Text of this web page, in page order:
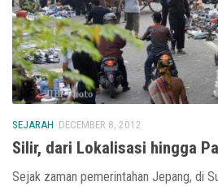
SEJARAH DECEMBER 8, 2012
Silir, dari Lokalisasi hingga
Sejak zaman pemerintahan Jepang, di